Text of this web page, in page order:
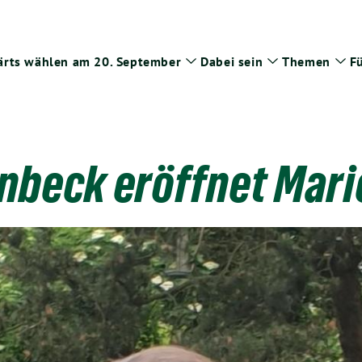
wählen am 20. September Zeige
Dabei sein
Zeige
Themen
eröffnet